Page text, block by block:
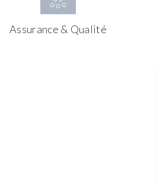
Assurance & Qualité